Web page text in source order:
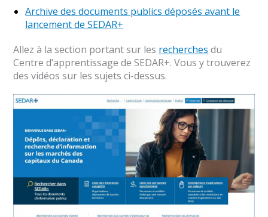
Archive des documents publics déposés avant le
lancement de SEDAR+
Allez à la section portant sur les recherches du
Centre d’apprentissage de SEDAR+. Vous y trouverez
des vidéos sur les sujets ci-dessus.